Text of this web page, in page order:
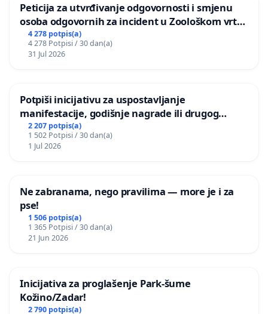
Peticija za utvrđivanje odgovornosti i smjenu
osoba odgovornih za incident u Zoološkom vrtu
Grada Zagreba
4 278 potpis(a)
4 278 Potpisi / 30 dan(a)
31 Jul 2026
Potpiši inicijativu za uspostavljanje
manifestacije, godišnje nagrade ili drugog
javnog događaja „Edin Avdić“ u Sarajevu
2 207 potpis(a)
1 502 Potpisi / 30 dan(a)
1 Jul 2026
Ne zabranama, nego pravilima — more je i za
pse!
1 506 potpis(a)
1 365 Potpisi / 30 dan(a)
21 Jun 2026
Inicijativa za proglašenje Park-šume
Kožino/Zadar!
2 790 potpis(a)